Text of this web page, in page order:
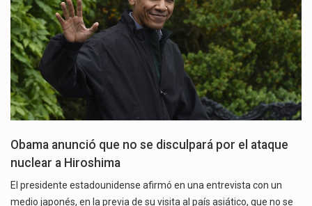
Obama anunció que no se disculpará por el ataque
nuclear a Hiroshima
El presidente estadounidense afirmó en una entrevista con un
medio japonés, en la previa de su visita al país asiático, que no se